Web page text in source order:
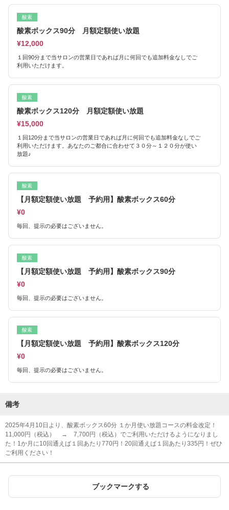
酸素
酸素ボックス90分 月額定額使い放題
¥12,000
１回90分まで当サロンの営業日であれば月に何回でも追加料金なしでご
利用いただけます。
酸素
酸素ボックス120分 月額定額使い放題
¥15,000
１回120分まで当サロンの営業日であれば月に何回でも追加料金なしでご
利用いただけます。あなたのご都合に合わせて３０分～１２０分が使い
放題♪
酸素
【月額定額使い放題 予約用】酸素ボックス60分
¥0
毎回、提示の必要はございません。
酸素
【月額定額使い放題 予約用】酸素ボックス90分
¥0
毎回、提示の必要はございません。
酸素
【月額定額使い放題 予約用】酸素ボックス120分
¥0
毎回、提示の必要はございません。
備考
2025年4月10日より、酸素ボックス60分 １か月使い放題コースの料金改定！
11,000円（税込） → 7,700円（税込）でご利用いただけるようになりまし
た！1か月に10回通えば１回あたり770円！20回通えば１回あたり335円！ぜひ
ご利用ください！
ブックマークする